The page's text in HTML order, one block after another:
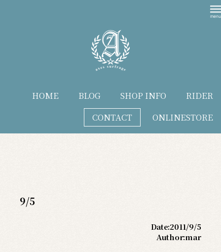
HOME BLOG SHOP INFO
RIDER
CONTACT
ONLINESTORE
9/5
Date:2011/9/5
Author:mar